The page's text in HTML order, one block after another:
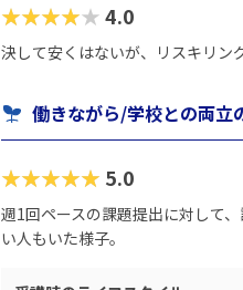
★★★★★4.0
決して安くはないが、リスキリン
働きながら/学校との両立
★★★★★ 5.0
週1回ペースの課題提出に対して
い人もいた様子。